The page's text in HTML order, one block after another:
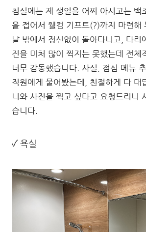
침실에는 제 생일을 어찌 아시고는 백
을 접어서 웰컴 기프트(?)까지 마련해
날 밖에서 정신없이 돌아다니고, 다리
진을 미처 많이 찍지는 못했는데 전체
너무 감동했습니다. 사실, 점심 메뉴
직원에게 물어봤는데, 친절하게 다 대
니와 사진을 찍고 싶다고 요청드리니
습니다.
✓ 욕실